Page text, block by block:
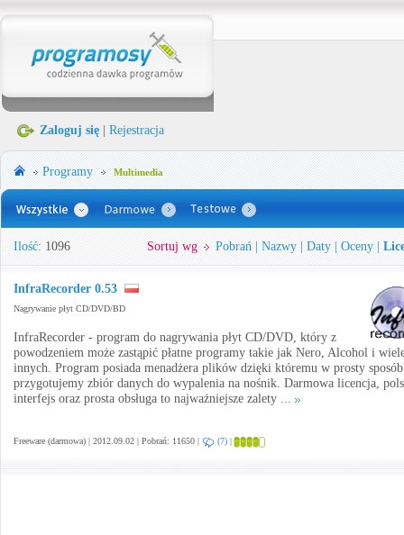
Zaloguj się Rejestracja
Programy Multimedia
Ilość: 1096 Sortuj wg Pobrań Nazwy Daty Oceny
InfraRecorder 0.53
Nagrywanie płyt CD/DVD/BD
InfraRecorder - program do nagrywania płyt CD/DVD, który z
powodzeniem może zastąpić płatne programy takie jak Nero, Alcohol i
innych. Program posiada menadżera plików dzięki któremu w prosty sposób
przygotujemy zbiór danych do wypalenia na nośnik. Darmowa licencja,
interfejs oraz prosta obsługa to najważniejsze zalety ...
Freeware (darmowa) | 2012.09.02 | Pobrań: 11650 | (7) |